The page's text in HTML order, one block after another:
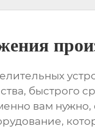
быстрого
вам